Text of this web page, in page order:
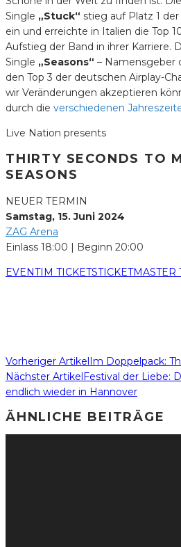
Single „Stuck“ stieg auf Platz 1
ein und erreichte in Italien die Top
Aufstieg der Band in ihrer Karriere.
Single „Seasons“ – Namensgeber
den Top 3 der deutschen Airplay-
wir Veränderungen akzeptieren
durch die verschiedenen
Live Nation presents
THIRTY SECONDS TO
SEASONS
NEUER TERMIN
Samstag, 15. Juni 2024
ZAG Arena
Einlass 18:00 | Beginn 20:00
EVENTIM TICKETSTICKETMASTER
Vorheriger ArtikelIm Doppelpack:
Nächster ArtikelFestival der Liebe:
endlich wieder in Hannover
ÄHNLICHE BEITRÄGE